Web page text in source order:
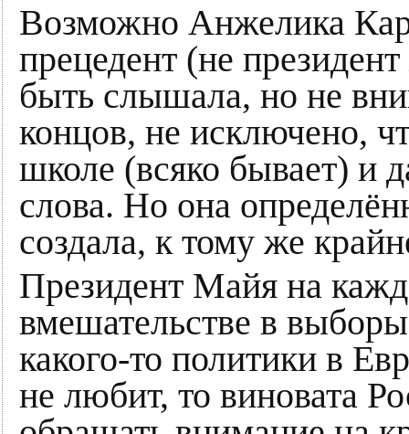
Возможно Анжелика
прецедент (не
быть слышала, но не
концов, не исключено,
школе (всяко бывает) и
слова. Но она
создала, к тому же
Президент Майя на
вмешательстве в
какого-то политики в
не любит, то виновата